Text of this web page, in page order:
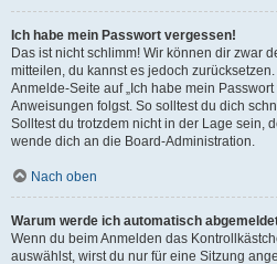
Ich habe mein Passwort vergessen!
Das ist nicht schlimm! Wir können dir zwar
mitteilen, du kannst es jedoch
Anmelde-Seite auf „Ich habe mein
Anweisungen folgst. So solltest du dich
Solltest du trotzdem nicht in der Lage sein,
wende dich an die Board-Administration.
Nach oben
Warum werde ich automatisch
Wenn du beim Anmelden das
auswählst, wirst du nur für eine Sitzung